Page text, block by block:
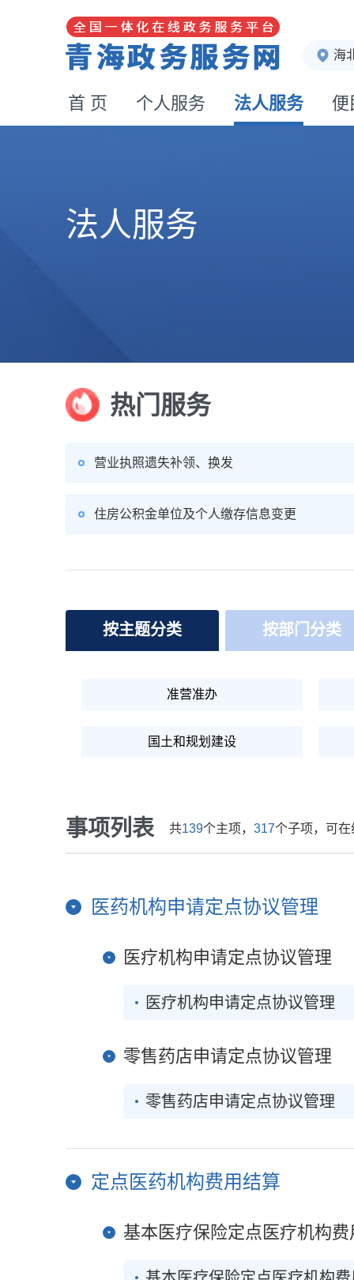
海
首 页 个人服务 法人服务 便
法人服务
热门服务
营业执照遗失补领、换发
住房公积金单位及个人缴存信息变更
按主题分类 按部门分类
准营准办
国土和规划建设
税收财务
事项列表 共139个主项， 317个子项，可在
医药机构申请定点协议管理
医疗机构申请定点协议管理
医疗机构申请定点协议管理
零售药店申请定点协议管理
零售药店申请定点协议管理
定点医药机构费用结算
基本医疗保险定点医疗机构费